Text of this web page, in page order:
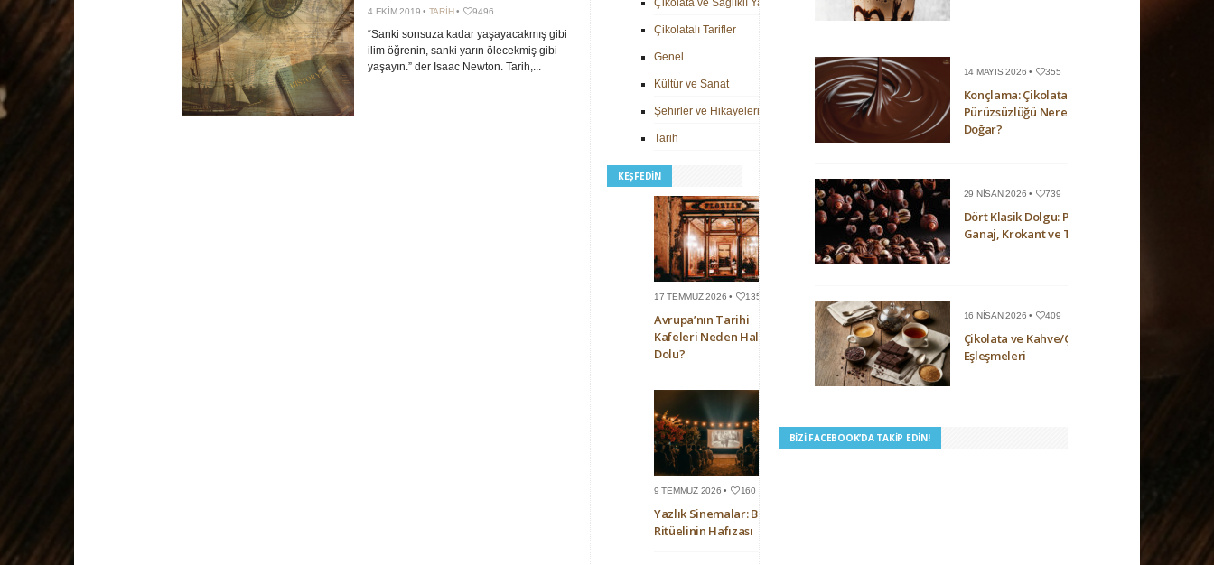
4 EKIM 2019 • TARIH• 9496
“Sanki sonsuza kadar yaşayacakmış gibi
ilim öğrenin, sanki yarın ölecekmiş gibi
yaşayın.” der Isaac Newton. Tarih,...
Çikolata ve Sağlıklı Yaşam
Çikolatalı Tarifler
Genel
Kültür ve Sanat
Şehirler ve Hikayeleri
Tarih
KEŞFEDIN
17 TEMMUZ 2026 • 135
Avrupa’nın Tarihi
Kafeleri Neden Hala
Dolu?
9 TEMMUZ 2026 • 160
Yazlık Sinemalar: Bir Yaz
Ritüelinin Hafızası
14 MAYIS 2026 • 355
Konçlama: Çikolatanın
Pürüzsüzlüğü Nerede
Doğar?
29 NISAN 2026 • 739
Dört Klasik Dolgu: Pralin,
Ganaj, Krokant ve Trüf
16 NISAN 2026 • 409
Çikolata ve Kahve/Çay
Eşleşmeleri
BIZI FACEBOOK’DA TAKIP EDIN!